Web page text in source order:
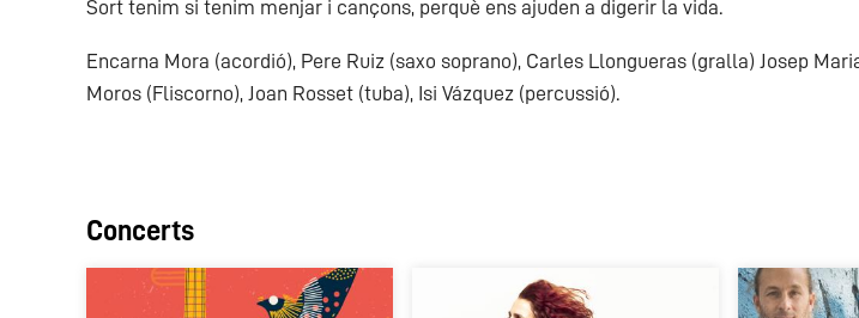
Sort tenim si tenim menjar i cançons, perquè ens ajuden a digerir la vida.
Encarna Mora (acordió), Pere Ruiz (saxo soprano), Carles Llongueras (gralla) Josep
Moros (Fliscorno), Joan Rosset (tuba), Isi Vázquez (percussió).
Concerts